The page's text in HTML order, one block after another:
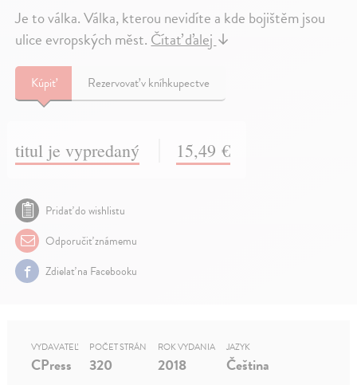
Je to válka. Válka, kterou nevidíte a kde bojištěm jsou
ulice evropských měst.Čítať ďalej↓
Kúpiť Rezervovať v kníhkupectve
titul je vypredaný 15,49 €
Pridať do wishlistu
Odporučiť známemu
Zdielať na Facebooku
VYDAVATEĽ
CPress
POČET STRÁN
320
ROK VYDANIA
2018
JAZYK
Čeština